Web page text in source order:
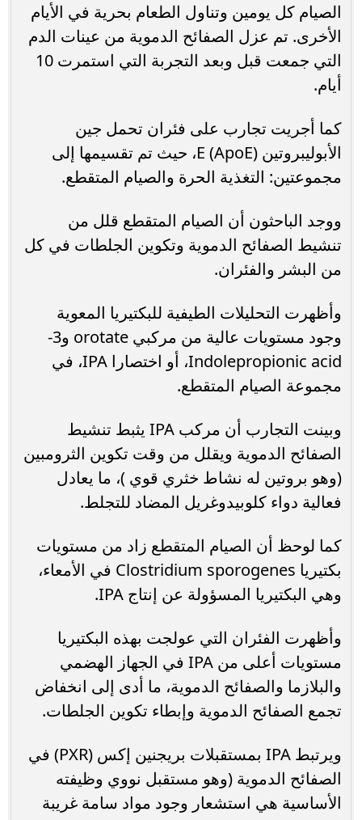
الصيام كل يومين وتناول الطعام بحرية في الأيام
الأخرى. تم عزل الصفائح الدموية من عينات الدم
التي جمعت قبل وبعد التجربة التي استمرت 10
أيام.
كما أجريت تجارب على فئران تحمل جين
الأبوليبروتين E (ApoE)، حيث تم تقسيمها إلى
مجموعتين: التغذية الحرة والصيام المتقطع.
ووجد الباحثون أن الصيام المتقطع قلل من
تنشيط الصفائح الدموية وتكوين الجلطات في كل
من البشر والفئران.
وأظهرت التحليلات الطيفية للبكتيريا المعوية
وجود مستويات عالية من مركبي orotate و3-
Indolepropionic acid، أو اختصارا IPA، في
مجموعة الصيام المتقطع.
وبينت التجارب أن مركب IPA يثبط تنشيط
الصفائح الدموية ويقلل من وقت تكوين الثرومبين
(وهو بروتين له نشاط خثري قوي )، ما يعادل
فعالية دواء كلوبيدوغريل المضاد للتجلط.
كما لوحظ أن الصيام المتقطع زاد من مستويات
بكتيريا Clostridium sporogenes في الأمعاء،
وهي البكتيريا المسؤولة عن إنتاج IPA.
وأظهرت الفئران التي عولجت بهذه البكتيريا
مستويات أعلى من IPA في الجهاز الهضمي
والبلازما والصفائح الدموية، ما أدى إلى انخفاض
تجمع الصفائح الدموية وإبطاء تكوين الجلطات.
ويرتبط IPA بمستقبلات بريجنين إكس (PXR) في
الصفائح الدموية (وهو مستقبل نووي وظيفته
الأساسية هي استشعار وجود مواد سامة غريبة